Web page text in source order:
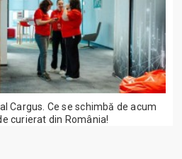
Cargus. Ce se schimbă de acum
curierat din România!